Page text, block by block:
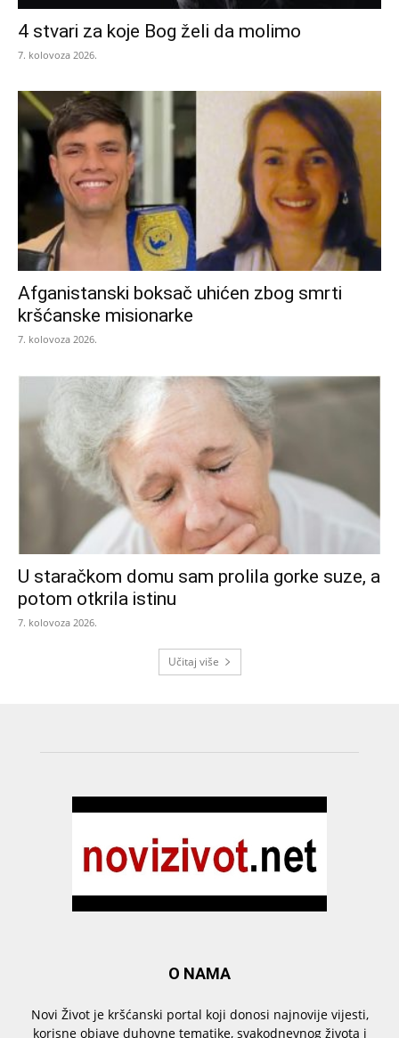
4 stvari za koje Bog želi da molimo
7. kolovoza 2026.
Afganistanski boksač uhićen zbog smrti
kršćanske misionarke
7. kolovoza 2026.
U staračkom domu sam prolila gorke suze, a
potom otkrila istinu
7. kolovoza 2026.
Učitaj više
O NAMA
Novi Život je kršćanski portal koji donosi najnovije vijesti,
korisne objave duhovne tematike, svakodnevnog života i